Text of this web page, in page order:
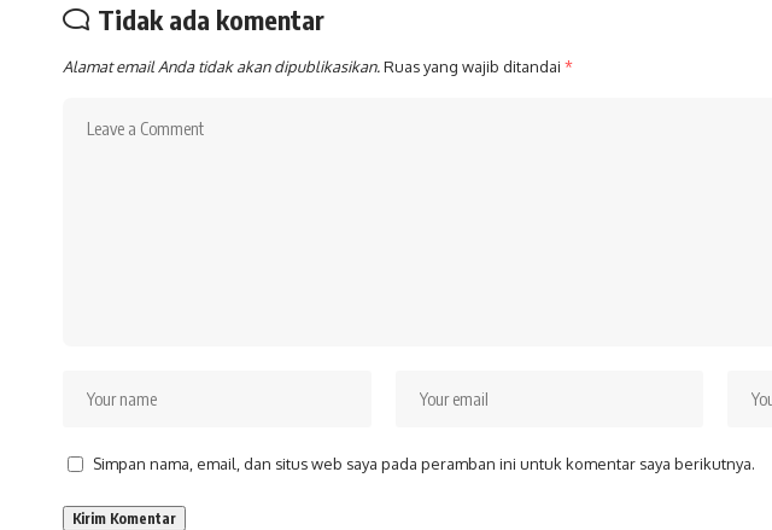
Tidak ada komentar
Alamat email Anda tidak akan dipublikasikan.Ruas yang wajib ditandai *
Simpan nama, email, dan situs web saya pada peramban ini untuk komentar saya berikutnya.